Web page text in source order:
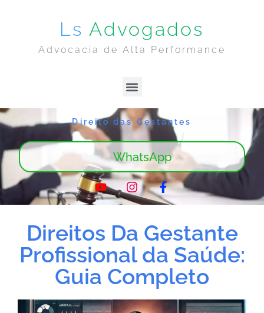
Ls Advogados
Advocacia de Alta Performance
Direito das Gestantes
WhatsApp
Direitos Da Gestante
Profissional da Saúde:
Guia Completo